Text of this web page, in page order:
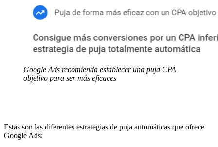
Google Ads recomienda establecer una puja CPA
objetivo para ser más eficaces
Estas son las diferentes estrategias de puja automáticas que ofrece
Google Ads: